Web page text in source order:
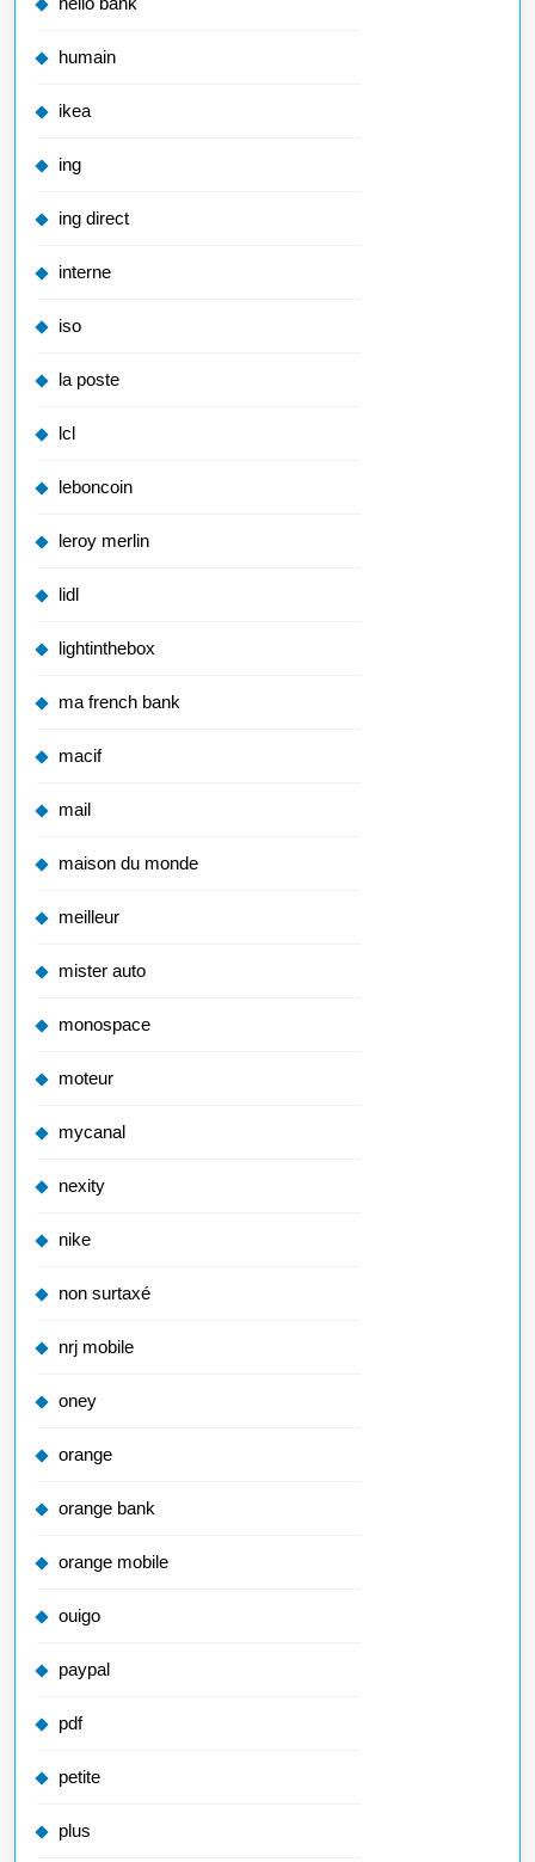
humain
ikea
ing
ing direct
interne
iso
la poste
lcl
leboncoin
leroy merlin
lidl
lightinthebox
ma french bank
macif
mail
maison du monde
meilleur
mister auto
monospace
moteur
mycanal
nexity
nike
non surtaxé
nrj mobile
oney
orange
orange bank
orange mobile
ouigo
paypal
pdf
petite
plus